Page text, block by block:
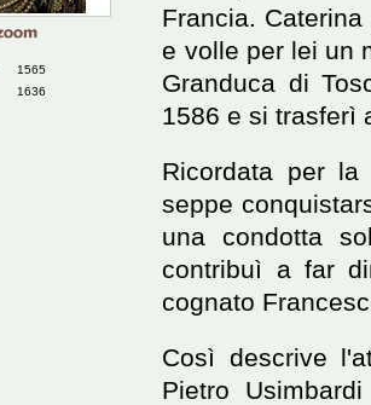
1565
1636
Francia.
e volle per lei un
Granduca di
1586 e si trasferì
Ricordata per
seppe
una condotta
contribuì a far
cognato
Così descrive
Pietro